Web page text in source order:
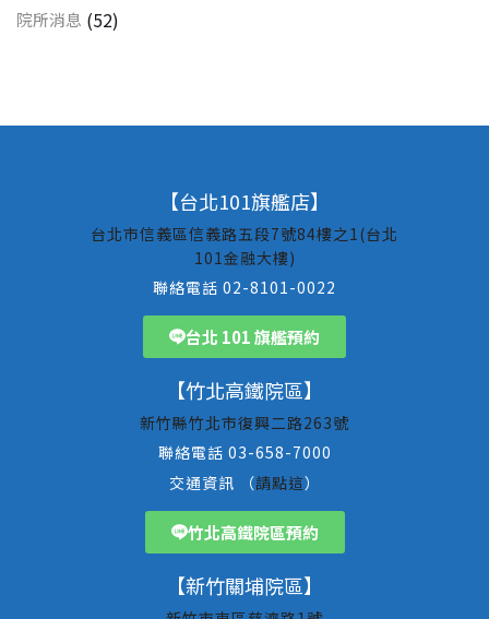
院所消息 (52)
【台北101旗艦店】
台北市信義區信義路五段7號84樓之1(台北
101金融大樓)
聯絡電話 02-8101-0022
台北 101 旗艦預約
【竹北高鐵院區】
新竹縣竹北市復興二路263號
聯絡電話 03-658-7000
交通資訊 （請點這）
竹北高鐵院區預約
【新竹關埔院區】